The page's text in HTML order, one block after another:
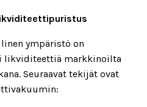
ympäristö on
likviditeettiä markkinoilta
Seuraavat tekijät ovat